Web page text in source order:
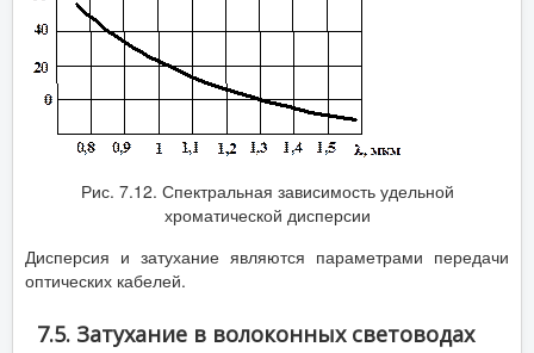
Рис. 7.12. Спектральная зависимость удельной
хроматической дисперсии
Дисперсия и затухание являются параметрами передачи
оптических кабелей.
7.5. Затухание в волоконных световодах